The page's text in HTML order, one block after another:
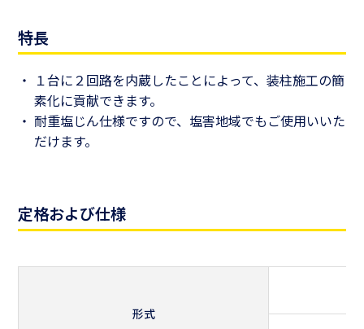
特長
１台に２回路を内蔵したことによって、装柱施工の簡
素化に貢献できます。
耐重塩じん仕様ですので、塩害地域でもご使用いいた
だけます。
定格および仕様
形式